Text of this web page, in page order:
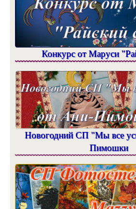
Конкурс от Маруси
Новогодний СП "Мы все
Пимошки